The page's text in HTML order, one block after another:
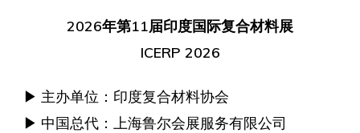
2026年第11届印度国际复合材料展
ICERP 2026
▶ 主办单位：印度复合材料协会
▶ 中国总代：上海鲁尔会展服务有限公司